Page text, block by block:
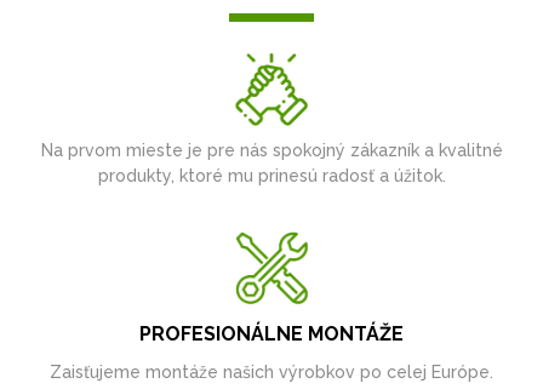
Na prvom mieste je pre nás spokojný zákazník a kvalitné
produkty, ktoré mu prinesú radosť a úžitok.
PROFESIONÁLNE MONTÁŽE
Zaisťujeme montáže našich výrobkov po celej Európe.